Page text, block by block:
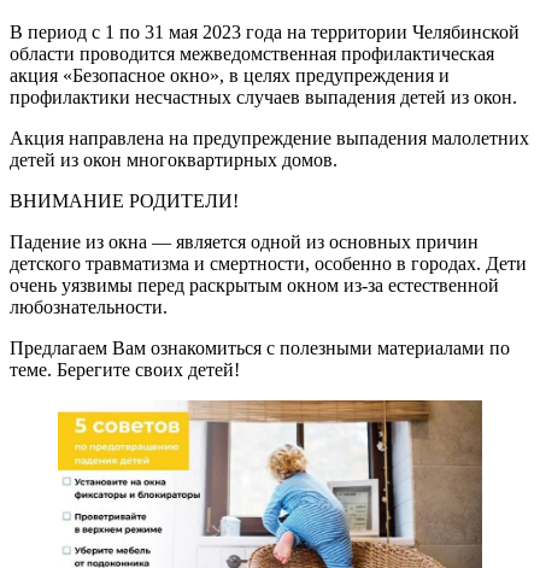
В период с 1 по 31 мая 2023 года на территории Челябинской
области проводится межведомственная профилактическая
акция «Безопасное окно», в целях предупреждения и
профилактики несчастных случаев выпадения детей из окон.
Акция направлена на предупреждение выпадения малолетних
детей из окон многоквартирных домов.
ВНИМАНИЕ РОДИТЕЛИ!
Падение из окна — является одной из основных причин
детского травматизма и смертности, особенно в городах. Дети
очень уязвимы перед раскрытым окном из-за естественной
любознательности.
Предлагаем Вам ознакомиться с полезными материалами по
теме. Берегите своих детей!